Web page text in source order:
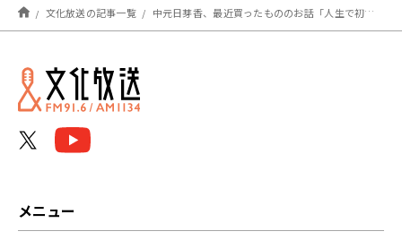
文化放送の記事一覧 中元日芽香、最近買ったもののお話「人生で初めて度入りのメガネを買いました」
メニュー